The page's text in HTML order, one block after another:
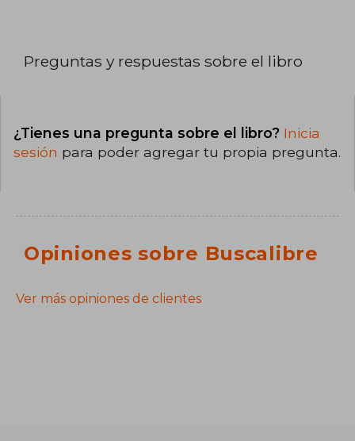
Preguntas y respuestas sobre el libro
¿Tienes una pregunta sobre el libro? Inicia
sesión para poder agregar tu propia pregunta.
Opiniones sobre Buscalibre
Ver más opiniones de clientes